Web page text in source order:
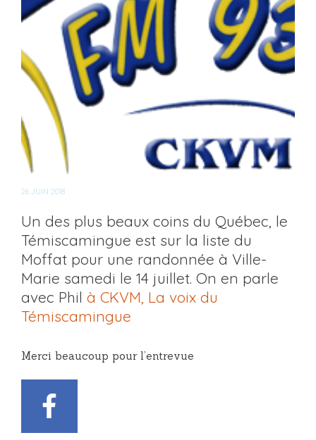
26 JUIN 2018
Un des plus beaux coins du Québec, le
Témiscamingue est sur la liste du
Moffat pour une randonnée à Ville-
Marie samedi le 14 juillet. On en parle
avec Phil à CKVM, La voix du
Témiscamingue
Merci beaucoup pour l’entrevue